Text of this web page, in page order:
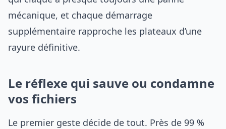
mécanique, et chaque démarrage
supplémentaire rapproche les plateaux d’une
rayure définitive.
Le réflexe qui sauve ou condamne
vos fichiers
Le premier geste décide de tout. Près de 99 %